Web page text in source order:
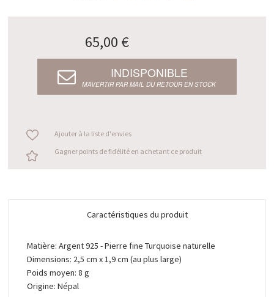
65,00 €
INDISPONIBLE
M’AVERTIR PAR MAIL DU RETOUR EN STOCK
Ajouter à la liste d'envies
Gagner points de fidélité en achetant ce produit
Caractéristiques du produit
Matière: Argent 925 - Pierre fine Turquoise naturelle
Dimensions: 2,5 cm x 1,9 cm (au plus large)
Poids moyen: 8 g
Origine: Népal